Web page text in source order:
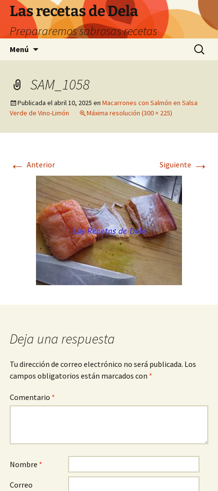
Saltar
contenido
Las recetas de Dela
Prepararemos sabrosas recetas
Menú Buscar:
SAM_1058
Publicada elabril 10, 2025 en Macarrones con Salmón en Salsa
Verde de Vino-Limón
Máxima resolución (300 × 225)
← Anterior Siguiente →
Deja una respuesta
Tu dirección de correo electrónico no será publicada. Los
campos obligatorios están marcados con *
Comentario *
Nombre *
Correo